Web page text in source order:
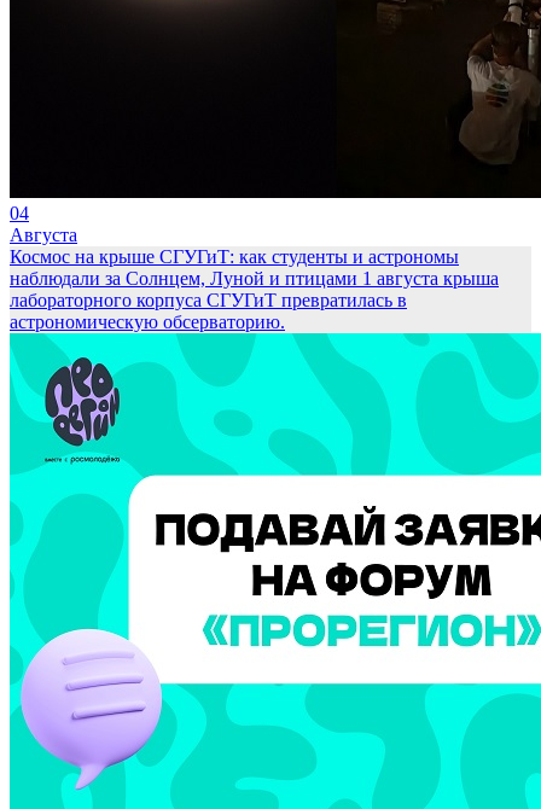
04
Августа
Космос на крыше СГУГиТ: как студенты и астрономы
наблюдали за Солнцем, Луной и птицами 1 августа крыша
лабораторного корпуса СГУГиТ превратилась в
астрономическую обсерваторию.